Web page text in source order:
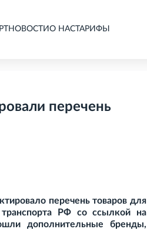
НОВОСТИ О НАСТАРИФЫ
перечень
перечень товаров для
РФ со ссылкой на
дополнительные бренды,